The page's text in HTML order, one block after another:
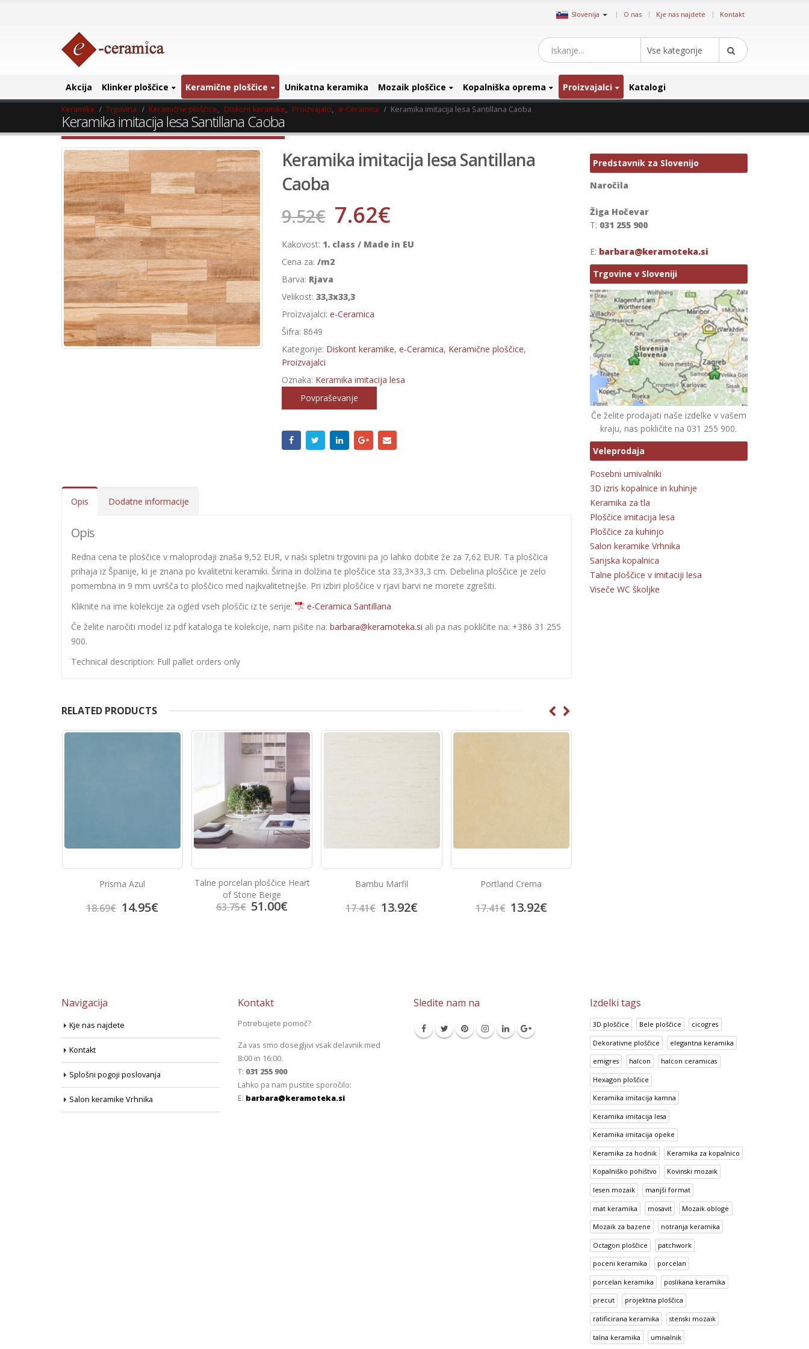
Slovenija | O nas Kje nas najdete Kontakt
Vse kategorije
Akcija Klinker ploščice Keramične ploščice Unikatna keramika Mozaik ploščice Kopalniška oprema Proizvajalci Katalogi
Keramika Trgovina Keramične ploščice, Diskont keramike, Proizvajalci, e-Ceramica Keramika imitacija lesa Santillana Caoba
Keramika imitacija lesa Santillana Caoba
Keramika imitacija lesa Santillana
Caoba
9.52€ 7.62€
Kakovost: 1. class / Made in EU
Cena za: /m2
Barva: Rjava
Velikost: 33,3x33,3
Proizvajalci: e-Ceramica
Šifra: 8649
Kategorije: Diskont keramike, e-Ceramica, Keramične ploščice,
Proizvajalci
Oznaka: Keramika imitacija lesa
Povpraševanje
Opis Dodatne informacije
Opis
Redna cena te ploščice v maloprodaji znaša 9,52 EUR, v naši spletni trgovini pa jo lahko dobite že za 7,62 EUR. Ta ploščica
prihaja iz Španije, ki je znana po kvalitetni keramiki. Širina in dolžina te ploščice sta 33,3×33,3 cm. Debelina ploščice je zelo
pomembna in 9 mm uvršča to ploščico med najkvalitetnejše. Pri izbiri ploščice v rjavi barvi ne morete zgrešiti.
Kliknite na ime kolekcije za ogled vseh ploščic iz te serije:
e-Ceramica Santillana
Če želite naročiti model iz pdf kataloga te kolekcije, nam pišite na: barbara@keramoteka.si ali pa nas pokličite na: +386 31 255
900.
Technical description: Full pallet orders only
RELATED PRODUCTS
Talne porcelan ploščice Heart
63.75€ 51.00€
Bambu Marfil
17.41€ 13.92€
Portland Crema
17.41€ 13.92€
Look Grafito
18.38€ 14.70€
Predstavnik za Slovenijo
Naročila
Žiga Hočevar
T: 031 255 900
E: barbara@keramoteka.si
Trgovine v Sloveniji
Če želite prodajati naše izdelke v vašem
kraju, nas pokličite na 031 255 900.
Veleprodaja
Posebni umivalniki
3D izris kopalnice in kuhinje
Keramika za tla
Ploščice imitacija lesa
Ploščice za kuhinjo
Salon keramike Vrhnika
Sanjska kopalnica
Talne ploščice v imitaciji lesa
Viseče WC školjke
Navigacija
Kje nas najdete
Kontakt
Splošni pogoji poslovanja
Salon keramike Vrhnika
Kontakt
Potrebujete pomoč?
Za vas smo dosegljivi vsak delavnik med
8:00 in 16:00.
T: 031 255 900
Lahko pa nam pustite sporočilo:
E: barbara@keramoteka.si
Sledite nam na Izdelki tags
3D ploščice Bele ploščice cicogres
Dekorativne ploščice elegantna keramika
emigres halcon halcon ceramicas
Hexagon ploščice
Keramika imitacija kamna
Keramika imitacija lesa
Keramika imitacija opeke
Keramika za hodnik Keramika za kopalnico
Kopalniško pohištvo Kovinski mozaik
lesen mozaik manjši format
mat keramika mosavit Mozaik obloge
Mozaik za bazene notranja keramika
Octagon ploščice patchwork
poceni keramika porcelan
porcelan keramika poslikana keramika
precut projektna ploščica
ratificirana keramika stenski mozaik
talna keramika umivalnik